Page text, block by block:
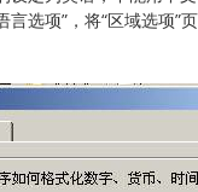
选项”，将“区域选项”